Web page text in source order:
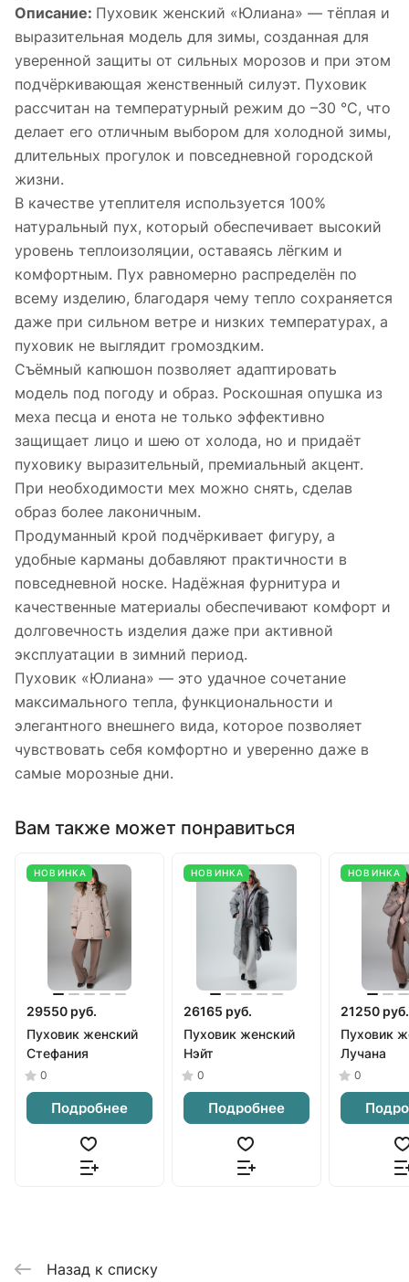
Описание: Пуховик женский «Юлиана» — тёплая и
выразительная модель для зимы, созданная для
уверенной защиты от сильных морозов и при этом
подчёркивающая женственный силуэт. Пуховик
рассчитан на температурный режим до –30 °C, что
делает его отличным выбором для холодной зимы,
длительных прогулок и повседневной городской
жизни.
В качестве утеплителя используется 100%
натуральный пух, который обеспечивает высокий
уровень теплоизоляции, оставаясь лёгким и
комфортным. Пух равномерно распределён по
всему изделию, благодаря чему тепло сохраняется
даже при сильном ветре и низких температурах, а
пуховик не выглядит громоздким.
Съёмный капюшон позволяет адаптировать
модель под погоду и образ. Роскошная опушка из
меха песца и енота не только эффективно
защищает лицо и шею от холода, но и придаёт
пуховику выразительный, премиальный акцент.
При необходимости мех можно снять, сделав
образ более лаконичным.
Продуманный крой подчёркивает фигуру, а
удобные карманы добавляют практичности в
повседневной носке. Надёжная фурнитура и
качественные материалы обеспечивают комфорт и
долговечность изделия даже при активной
эксплуатации в зимний период.
Пуховик «Юлиана» — это удачное сочетание
максимального тепла, функциональности и
элегантного внешнего вида, которое позволяет
чувствовать себя комфортно и уверенно даже в
самые морозные дни.
Вам также может понравиться
НОВИНКА
29550 руб.
Пуховик женский
Стефания
0
Подробнее
НОВИНКА
26165 руб.
Пуховик женский
Нэйт
0
Подробнее
НОВИНКА
21250 руб.
Пуховик
Лучана
0
Назад к списку